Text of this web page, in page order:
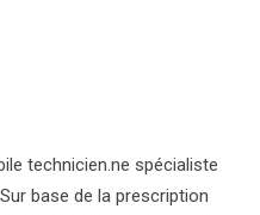
technicien.ne spécialiste
base de la prescription